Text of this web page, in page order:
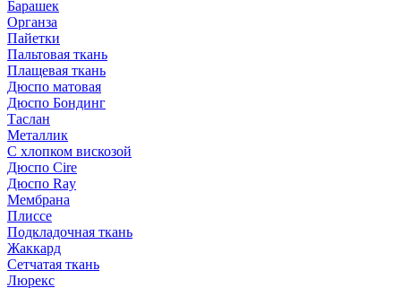
Барашек
Органза
Пайетки
Пальтовая ткань
Плащевая ткань
Дюспо матовая
Дюспо Бондинг
Таслан
Металлик
С хлопком вискозой
Дюспо Cire
Дюспо Ray
Мембрана
Плиссе
Подкладочная ткань
Жаккард
Сетчатая ткань
Люрекс